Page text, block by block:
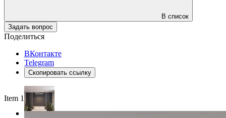
В список
Задать вопрос
Поделиться
ВКонтакте
Telegram
Скопировать ссылку
Item 1 of 5